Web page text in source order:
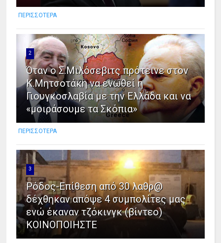
ΠΕΡΙΣΣΟΤΕΡΑ
2
Όταν ο Σ.Μιλόσεβιτς πρότεινε στον
Κ.Μητσοτάκη να ενωθεί η
Γιουγκοσλαβία με την Ελλάδα και να
«μοιράσουμε τα Σκόπια»
ΠΕΡΙΣΣΟΤΕΡΑ
3
Ρόδος-Επίθεση από 30 λαθρ@
δέχθηκαν απόψε 4 συμπολίτες μας
ενώ έκαναν τζόκινγκ (βίντεο)
ΚΟΙΝΟΠΟΙΗΣΤΕ